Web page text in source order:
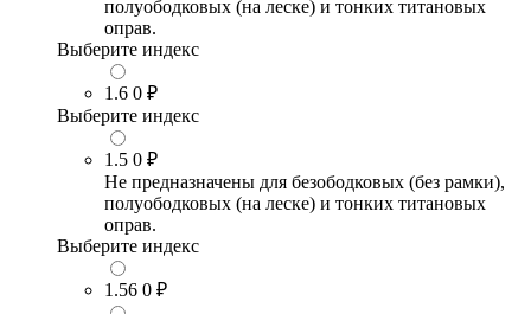
полуободковых (на леске) и тонких титановых
оправ.
Выберите индекс
1.6 0 ₽
Выберите индекс
1.5 0 ₽
Не предназначены для безободковых (без рамки),
полуободковых (на леске) и тонких титановых
оправ.
Выберите индекс
1.56 0 ₽